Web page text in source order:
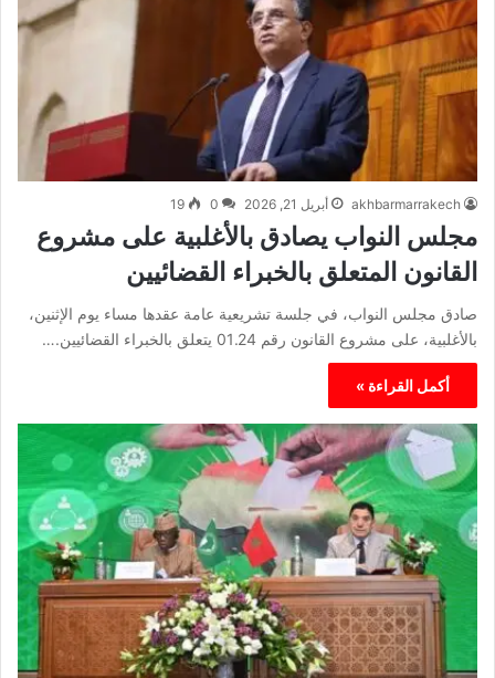
akhbarmarrakech أبريل 21, 2026 0
19
مجلس النواب يصادق بالأغلبية على مشروع
القانون المتعلق بالخبراء القضائيين
صادق مجلس النواب، في جلسة تشريعية عامة عقدها مساء يوم الإثنين،
بالأغلبية، على مشروع القانون رقم 01.24 يتعلق بالخبراء القضائيين.…
أكمل القراءة »